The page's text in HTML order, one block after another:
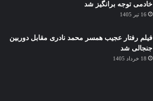
خادمی توجه برانگیز شد
16 تیر 1405
فیلم رفتار عجیب همسر محمد نادری مقابل دوربین
جنجالی شد
18 خرداد 1405